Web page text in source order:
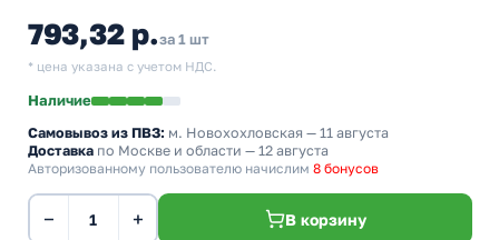
793,32 р.за 1 шт
* цена указана с учетом НДС.
Наличие
Самовывоз из ПВЗ: м. Новохохловская — 11 августа
Доставка по Москве и области — 12 августа
Авторизованному пользователю начислим 8 бонусов
− + В корзину